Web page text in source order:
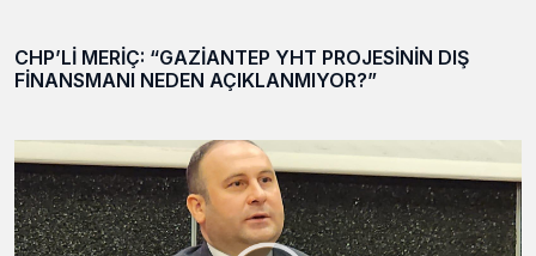
CHP’Lİ MERİÇ: “GAZİANTEP YHT PROJESİNİN DIŞ
FİNANSMANI NEDEN AÇIKLANMIYOR?”